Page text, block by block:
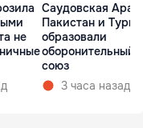
не
Саудовская
Пакистан и
образовали
оборонительный
союз
3 часа назад